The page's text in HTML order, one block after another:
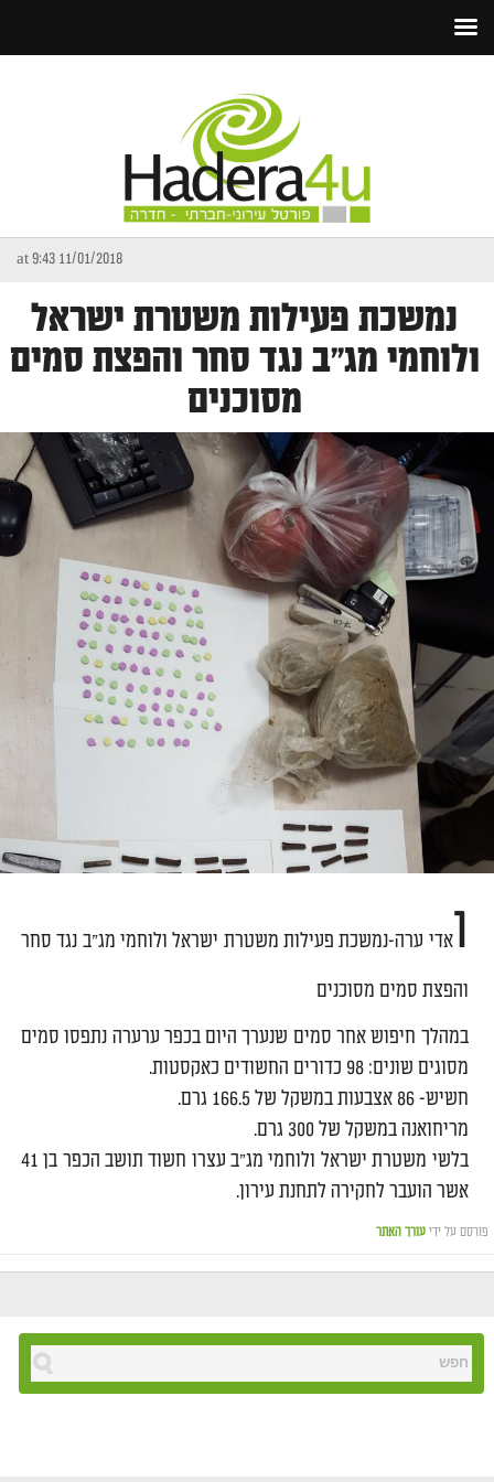
11/01/2018 at 9:43
נמשכת פעילות משטרת ישראל
ולוחמי מג"ב נגד סחר והפצת סמים
מסוכנים
ואדי ערה-נמשכת פעילות משטרת ישראל ולוחמי מג"ב נגד סחר
והפצת סמים מסוכנים
במהלך חיפוש אחר סמים שנערך היום בכפר ערערה נתפסו סמים
מסוגים שונים: 98 כדורים החשודים כאקסטות.
חשיש- 86 אצבעות במשקל של 166.5 גרם.
מריחואנה במשקל של 300 גרם.
בלשי משטרת ישראל ולוחמי מג"ב עצרו חשוד תושב הכפר בן 41
אשר הועבר לחקירה לתחנת עירון.
פורסם על ידי עורך האתר